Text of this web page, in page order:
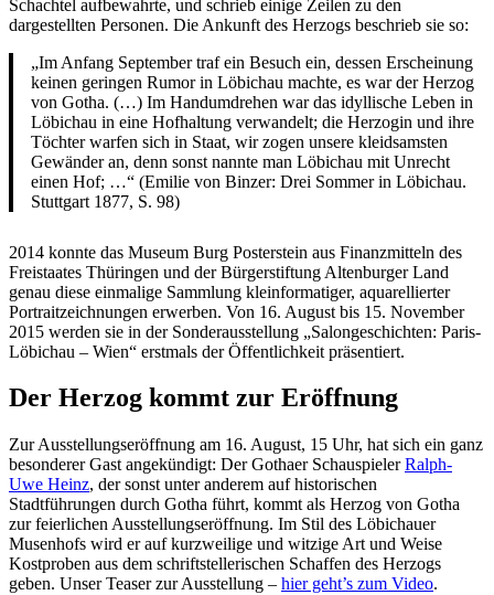
Schachtel aufbewahrte, und schrieb einige Zeilen zu den
dargestellten Personen. Die Ankunft des Herzogs beschrieb sie so:
„Im Anfang September traf ein Besuch ein, dessen Erscheinung
keinen geringen Rumor in Löbichau machte, es war der Herzog
von Gotha. (…) Im Handumdrehen war das idyllische Leben in
Löbichau in eine Hofhaltung verwandelt; die Herzogin und ihre
Töchter warfen sich in Staat, wir zogen unsere kleidsamsten
Gewänder an, denn sonst nannte man Löbichau mit Unrecht
einen Hof; …“ (Emilie von Binzer: Drei Sommer in Löbichau.
Stuttgart 1877, S. 98)
2014 konnte das Museum Burg Posterstein aus Finanzmitteln des
Freistaates Thüringen und der Bürgerstiftung Altenburger Land
genau diese einmalige Sammlung kleinformatiger, aquarellierter
Portraitzeichnungen erwerben. Von 16. August bis 15. November
2015 werden sie in der Sonderausstellung „Salongeschichten: Paris-
Löbichau – Wien“ erstmals der Öffentlichkeit präsentiert.
Der Herzog kommt zur Eröffnung
Zur Ausstellungseröffnung am 16. August, 15 Uhr, hat sich ein ganz
besonderer Gast angekündigt: Der Gothaer SchauspielerRalph-
Uwe Heinz, der sonst unter anderem auf historischen
Stadtführungen durch Gotha führt, kommt als Herzog von Gotha
zur feierlichen Ausstellungseröffnung. Im Stil des Löbichauer
Musenhofs wird er auf kurzweilige und witzige Art und Weise
Kostproben aus dem schriftstellerischen Schaffen des Herzogs
geben. Unser Teaser zur Ausstellung – hier geht’s zum Video.